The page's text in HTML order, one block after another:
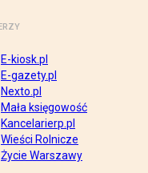
E-kiosk.pl
E-gazety.pl
Nexto.pl
Mała księgowość
Kancelarierp.pl
Wieści Rolnicze
Życie Warszawy